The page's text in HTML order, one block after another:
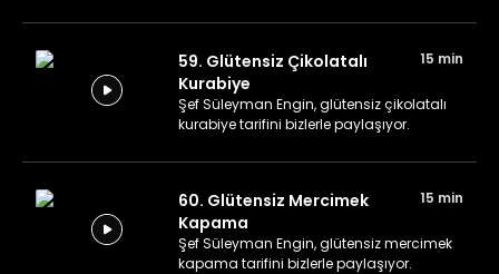
59. Glütensiz Çikolatalı
Kurabiye
15 min
Şef Süleyman Engin, glütensiz çikolatalı
kurabiye tarifini bizlerle paylaşıyor.
60. Glütensiz Mercimek
Kapama
15 min
Şef Süleyman Engin, glütensiz mercimek
kapama tarifini bizlerle paylaşıyor.